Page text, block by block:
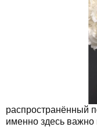
распространённый
именно здесь важно